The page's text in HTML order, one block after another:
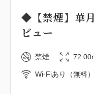
◆【禁煙】華
ビュー
禁煙
Wi-Fiあり（無料）